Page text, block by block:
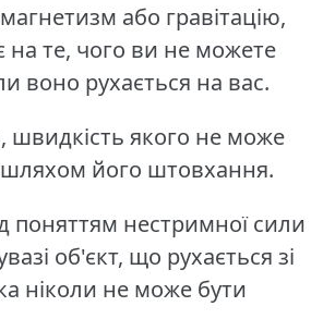
або гравітацію,
на те, чого ви не можете
воно рухається на вас.
швидкість якого не може
шляхом його штовхання.
поняттям нестримної сили
об'єкт, що рухається зі
ніколи не може бути